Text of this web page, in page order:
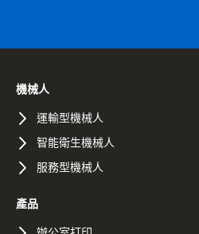
機械人
運輸型機械人
智能衛生機械人
服務型機械人
產品